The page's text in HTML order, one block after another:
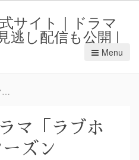
サイト｜ドラマ
逃し配信も公開 |
Menu
マ「ラブホ
ズン